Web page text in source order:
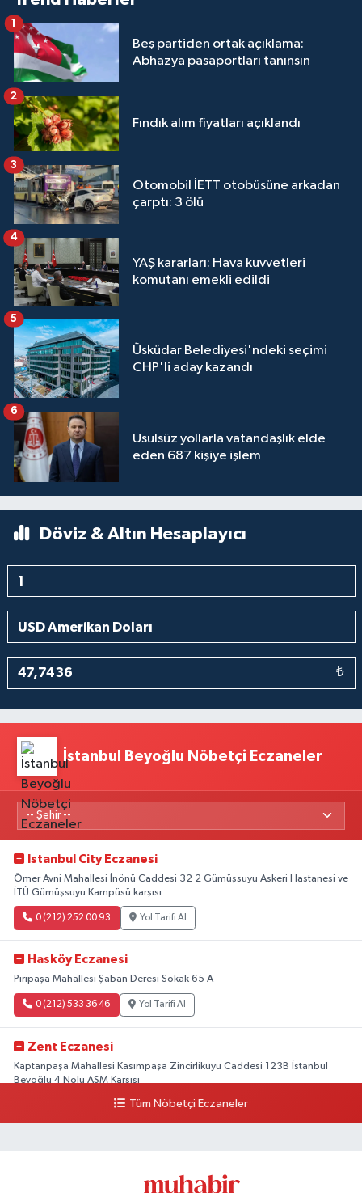
Beş partiden ortak açıklama:
Abhazya pasaportları tanınsın
1
Fındık alım fiyatları açıklandı
2
Otomobil İETT otobüsüne arkadan
çarptı: 3 ölü
3
YAŞ kararları: Hava kuvvetleri
komutanı emekli edildi
4
Üsküdar Belediyesi'ndeki seçimi
CHP'li aday kazandı
5
Usulsüz yollarla vatandaşlık elde
eden 687 kişiye işlem
6
Döviz & Altın Hesaplayıcı
₺
İstanbul Beyoğlu Nöbetçi Eczaneler
Istanbul City Eczanesi
Ömer Avni Mahallesi İnönü Caddesi 32 2 Gümüşsuyu Askeri Hastanesi ve
İTÜ Gümüşsuyu Kampüsü karşısı
0 (212) 252 00 93 Yol Tarifi Al
Hasköy Eczanesi
Piripaşa Mahallesi Şaban Deresi Sokak 65 A
0 (212) 533 36 46 Yol Tarifi Al
Zent Eczanesi
Kaptanpaşa Mahallesi Kasımpaşa Zincirlikuyu Caddesi 123B İstanbul
Beyoğlu 4 Nolu ASM Karşısı
Yol Tarifi Al
Tüm Nöbetçi Eczaneler